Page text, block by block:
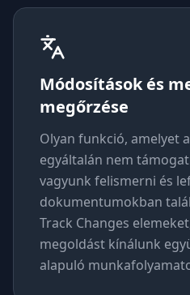
Módosítások és
megőrzése
Olyan funkció, amelyet
egyáltalán nem
vagyunk felismerni és
dokumentumokban
Track Changes
megoldást kínálunk
alapuló